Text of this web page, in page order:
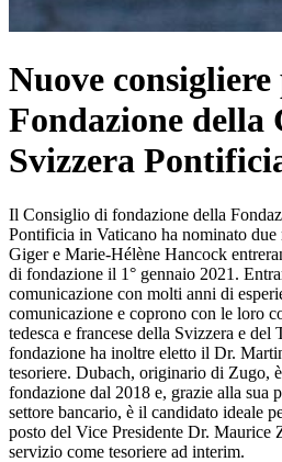
Nuove consigliere
Fondazione della
Svizzera
Il Consiglio di fondazione della
Pontificia in Vaticano ha nominato
Giger e Marie-Hélène Hancock
di fondazione il 1° gennaio 2021.
comunicazione con molti anni di
comunicazione e coprono con le loro
tedesca e francese della Svizzera e
fondazione ha inoltre eletto il Dr.
tesoriere. Dubach, originario di Zugo,
fondazione dal 2018 e, grazie alla sua
settore bancario, è il candidato ideale
posto del Vice Presidente Dr. Maurice
servizio come tesoriere ad interim.